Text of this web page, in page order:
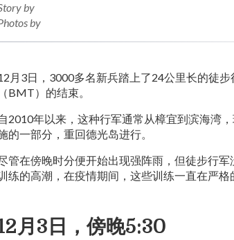
by
by
月3日，3000多名新兵踏上了24公里长的徒
（BMT）的结束。
2010年以来，这种行军通常从樟宜到滨海湾
的一部分，重回德光岛进行。
管在傍晚时分便开始出现强阵雨，但徒步行
练的高潮，在疫情期间，这些训练一直在严格
月3日，傍晚5:30